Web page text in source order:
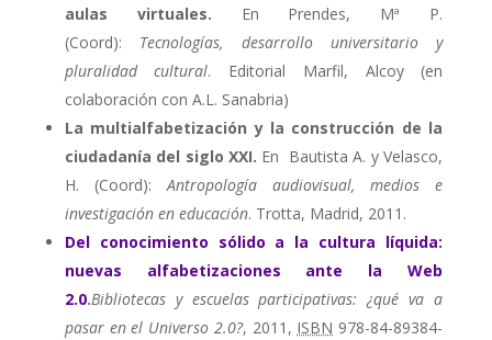
aulas virtuales. En Prendes, Mª P.
(Coord): Tecnologías, desarrollo universitario y
pluralidad cultural. Editorial Marfil, Alcoy (en
colaboración con A.L. Sanabria)
La multialfabetización y la construcción de la
ciudadanía del siglo XXI. En Bautista A. y Velasco,
H. (Coord):Antropología audiovisual, medios e
investigación en educación. Trotta, Madrid, 2011.
Del conocimiento sólido a la cultura líquida:
nuevas alfabetizaciones ante la Web
2.0.Bibliotecas y escuelas participativas: ¿qué va a
pasar en el Universo 2.0?, 2011, ISBN 978-84-89384-